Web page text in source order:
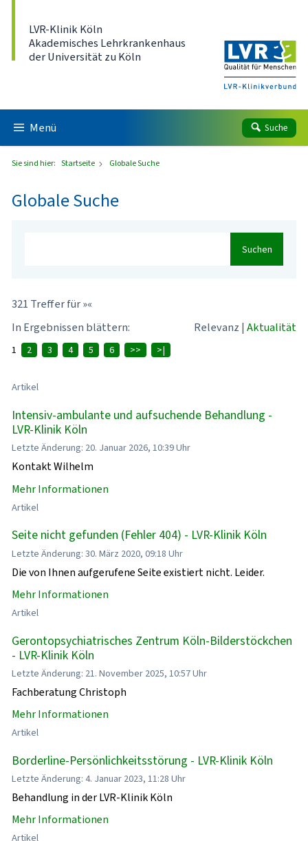
LVR-Klinik Köln
Akademisches Lehrkrankenhaus
der Universität zu Köln
Menü Suche
Sie sind hier: Startseite Globale Suche
Globale Suche
Suchen
321 Treffer für »«
In Ergebnissen blättern:
Relevanz | Aktualität
1 2 3 4 5 6 >> >|
Artikel
Intensiv-ambulante und aufsuchende Behandlung -
LVR-Klinik Köln
Letzte Änderung: 20. Januar 2026, 10:39 Uhr
Kontakt Wilhelm
Mehr Informationen
Artikel
Seite nicht gefunden (Fehler 404) - LVR-Klinik Köln
Letzte Änderung: 30. März 2020, 09:18 Uhr
Die von Ihnen aufgerufene Seite existiert nicht. Leider.
Mehr Informationen
Artikel
Gerontopsychiatrisches Zentrum Köln-Bilderstöckchen
- LVR-Klinik Köln
Letzte Änderung: 21. November 2025, 10:57 Uhr
Fachberatung Christoph
Mehr Informationen
Artikel
Borderline-Persönlichkeitsstörung - LVR-Klinik Köln
Letzte Änderung: 4. Januar 2023, 11:28 Uhr
Behandlung in der LVR-Klinik Köln
Mehr Informationen
Artikel